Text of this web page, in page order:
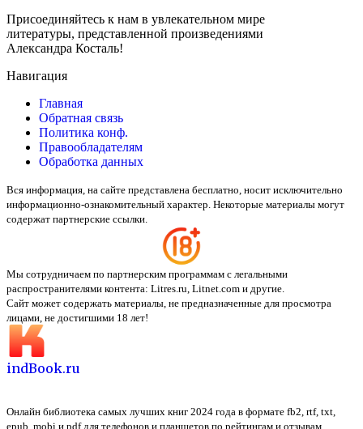
Присоединяйтесь к нам в увлекательном мире
литературы, представленной произведениями
Александра Косталь!
Навигация
Главная
Обратная связь
Политика конф.
Правообладателям
Обработка данных
Вся информация, на сайте представлена бесплатно, носит исключительно
информационно-ознакомительный характер. Некоторые материалы могут
содержат партнерские ссылки.
Мы сотрудничаем по партнерским программам с легальными
распространителями контента: Litres.ru, Litnet.com и другие.
Сайт может содержать материалы, не предназначенные для просмотра
лицами, не достигшими 18 лет!
indBook.ru
Онлайн библиотека самых лучших книг 2024 года в формате fb2, rtf, txt,
epub, mobi и pdf для телефонов и планшетов по рейтингам и отзывам